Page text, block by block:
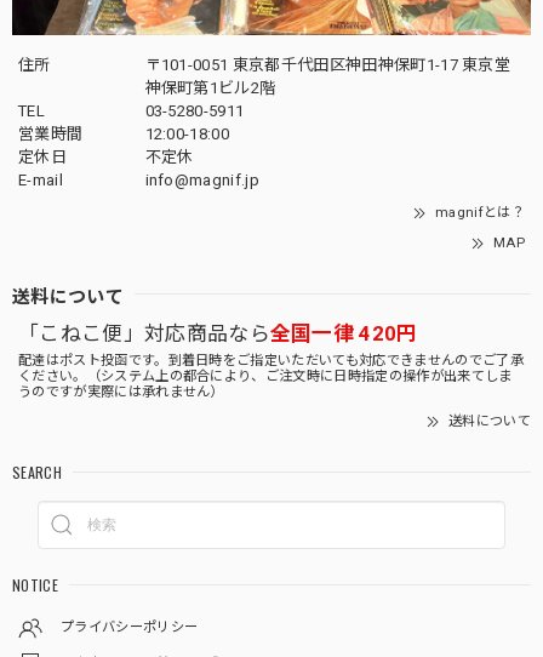
住所
〒101-0051 東京都千代田区神田神保町1-17 東京堂
神保町第1ビル2階
TEL
03-5280-5911
営業時間
12:00-18:00
定休日
不定休
E-mail
info@magnif.jp
magnifとは？
MAP
送料について
「こねこ便」対応商品なら全国一律 420円
配達はポスト投函です。到着日時をご指定いただいても対応できませんのでご了承
ください。（システム上の都合により、ご注文時に日時指定の操作が出来てしま
うのですが実際には承れません）
送料について
SEARCH
NOTICE
プライバシーポリシー